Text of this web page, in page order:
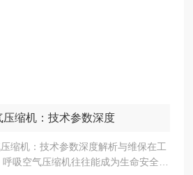
压缩机：技术参数深度
缩机：技术参数深度解析与维保在工
吸空气压缩机往往能成为生命安全